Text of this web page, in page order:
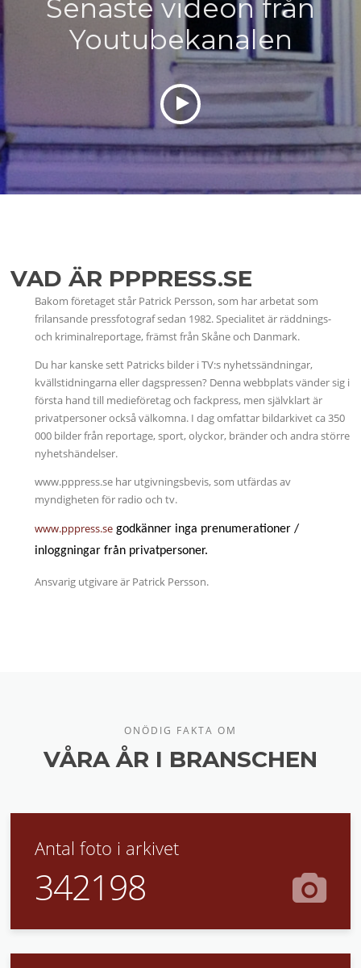
Senaste videon från
Youtubekanalen
VAD ÄR PPPRESS.SE
Bakom företaget står Patrick Persson, som har arbetat som
frilansande pressfotograf sedan 1982. Specialitet är räddnings-
och kriminalreportage, främst från Skåne och Danmark.
Du har kanske sett Patricks bilder i TV:s nyhetssändningar,
kvällstidningarna eller dagspressen? Denna webbplats vänder sig i
första hand till medieföretag och fackpress, men självklart är
privatpersoner också välkomna. I dag omfattar bildarkivet ca 350
000 bilder från reportage, sport, olyckor, bränder och andra större
nyhetshändelser.
www.pppress.se har utgivningsbevis, som utfärdas av
myndigheten för radio och tv.
www.pppress.se godkänner inga prenumerationer /
inloggningar från privatpersoner.
Ansvarig utgivare är Patrick Persson.
ONÖDIG FAKTA OM
VÅRA ÅR I BRANSCHEN
Antal foto i arkivet
342198